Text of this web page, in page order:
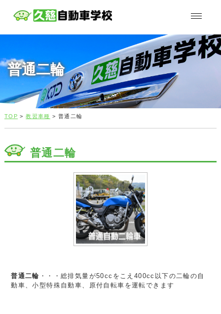
普通二輪
TOP >教習車種 > 普通二輪
普通二輪
普通二輪 ・・・総排気量が50ccをこえ400cc以下の二輪の自
動車、小型特殊自動車、原付自転車を運転できます